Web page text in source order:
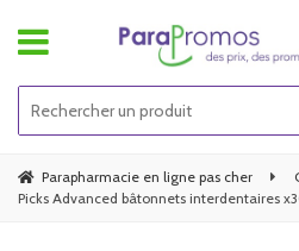
Parapharmacie en ligne pas cher
Picks Advanced bâtonnets interdentaires